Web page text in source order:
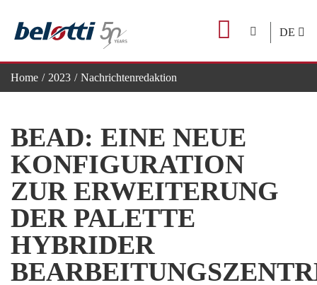
content
DE
Home 2023 Nachrichtenredaktion
BEAD: EINE NEUE
KONFIGURATION
ZUR ERWEITERUNG
DER PALETTE
HYBRIDER